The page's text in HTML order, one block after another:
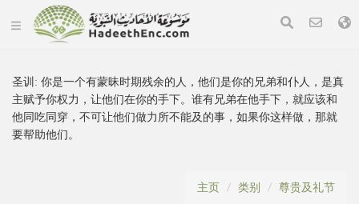
圣训:你是一个有蒙昧时期残余的人，他们是你的兄弟和仆人，是真
主赋予你权力，让他们在你的手下。谁有兄弟在他手下，就应该和
他同吃同穿，不可让他们做力所不能及的事，如果你这样做，那就
要帮助他们。
主页 类别 尊贵及礼节